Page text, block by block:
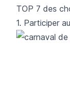
TOP 7 des
1. Participer